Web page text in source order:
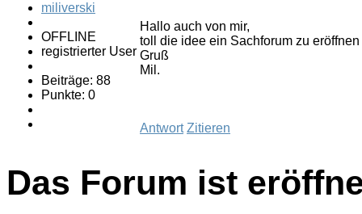
miliverski
OFFLINE
registrierter User
Beiträge: 88
Punkte: 0
Hallo auch von mir,
toll die idee ein Sachforum zu
Gruß
Mil.
Antwort Zitieren
Das Forum ist